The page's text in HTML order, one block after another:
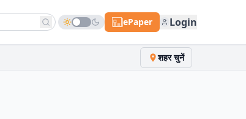
ePaper Login
शहर चुनें